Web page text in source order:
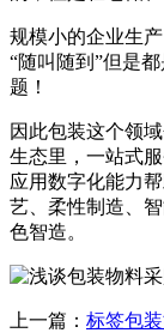
规模小的企业生
“随叫随到”但是
题！
因此包装这个领
生态里，一站式
应用数字化能力
艺、柔性制造、
色智造。
上一篇： 标签包